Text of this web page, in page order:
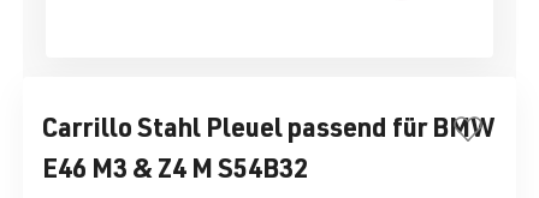
Carrillo Stahl Pleuel passend für BMW
E46 M3 & Z4 M S54B32